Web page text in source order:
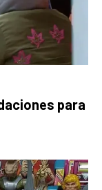
para